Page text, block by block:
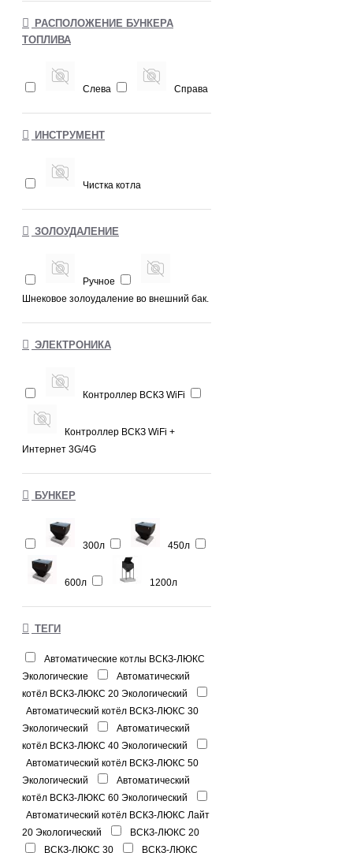
РАСПОЛОЖЕНИЕ БУНКЕРА
ТОПЛИВА
Слева Справа
ИНСТРУМЕНТ
Чистка котла
ЗОЛОУДАЛЕНИЕ
Ручное
Шнековое золоудаление во внешний бак.
ЭЛЕКТРОНИКА
Контроллер ВСКЗ WiFi
Контроллер ВСКЗ WiFi +
Интернет 3G/4G
БУНКЕР
300л 450л
600л 1200л
ТЕГИ
Автоматические котлы ВСКЗ-ЛЮКС
Экологические
Автоматический
котёл ВСКЗ-ЛЮКС 20 Экологический
Автоматический котёл ВСКЗ-ЛЮКС 30
Экологический
Автоматический
котёл ВСКЗ-ЛЮКС 40 Экологический
Автоматический котёл ВСКЗ-ЛЮКС 50
Экологический
Автоматический
котёл ВСКЗ-ЛЮКС 60 Экологический
Автоматический котёл ВСКЗ-ЛЮКС Лайт
20 Экологический
ВСКЗ-ЛЮКС 20
ВСКЗ-ЛЮКС 30
ВСКЗ-ЛЮКС